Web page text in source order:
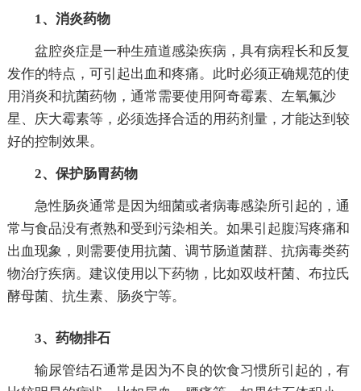
1、消炎药物
盆腔炎症是一种生殖道感染疾病，具有病程长和反复
发作的特点，可引起出血和疼痛。此时必须正确规范的使
用消炎和抗菌药物，通常需要使用阿奇霉素、左氧氟沙
星、庆大霉素等，必须选择合适的用药剂量，才能达到较
好的控制效果。
2、保护肠胃药物
急性肠炎通常是因为细菌或者病毒感染所引起的，通
常与食品没有煮熟和受到污染相关。如果引起腹泻疼痛和
出血现象，则需要使用抗菌、调节肠道菌群、抗病毒类药
物治疗疾病。建议使用以下药物，比如双歧杆菌、布拉氏
酵母菌、抗生素、肠炎宁等。
3、药物排石
输尿管结石通常是因为不良的饮食习惯所引起的，有